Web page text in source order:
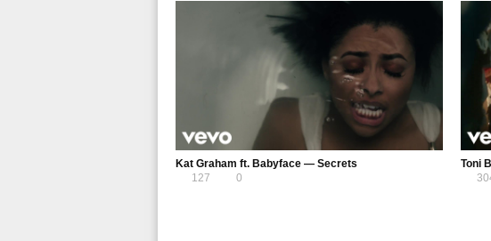
Kat Graham ft. Babyface — Secrets
127
0
Toni